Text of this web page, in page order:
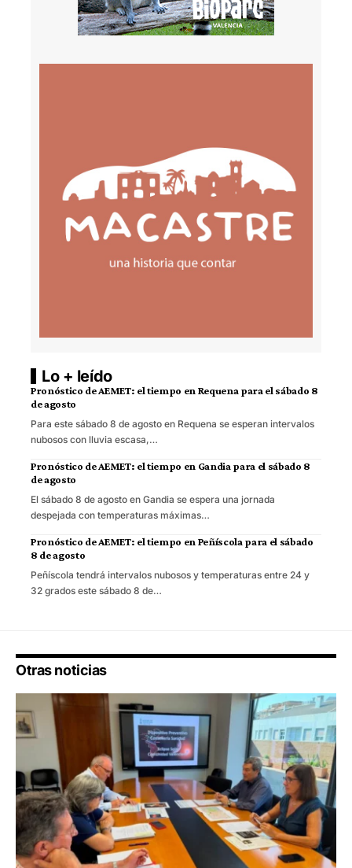
Lo + leído
Pronóstico de AEMET: el tiempo en Requena para el sábado 8
de agosto
Para este sábado 8 de agosto en Requena se esperan intervalos
nubosos con lluvia escasa,…
Pronóstico de AEMET: el tiempo en Gandia para el sábado 8
de agosto
El sábado 8 de agosto en Gandia se espera una jornada
despejada con temperaturas máximas…
Pronóstico de AEMET: el tiempo en Peñíscola para el sábado
8 de agosto
Peñíscola tendrá intervalos nubosos y temperaturas entre 24 y
32 grados este sábado 8 de…
Otras noticias